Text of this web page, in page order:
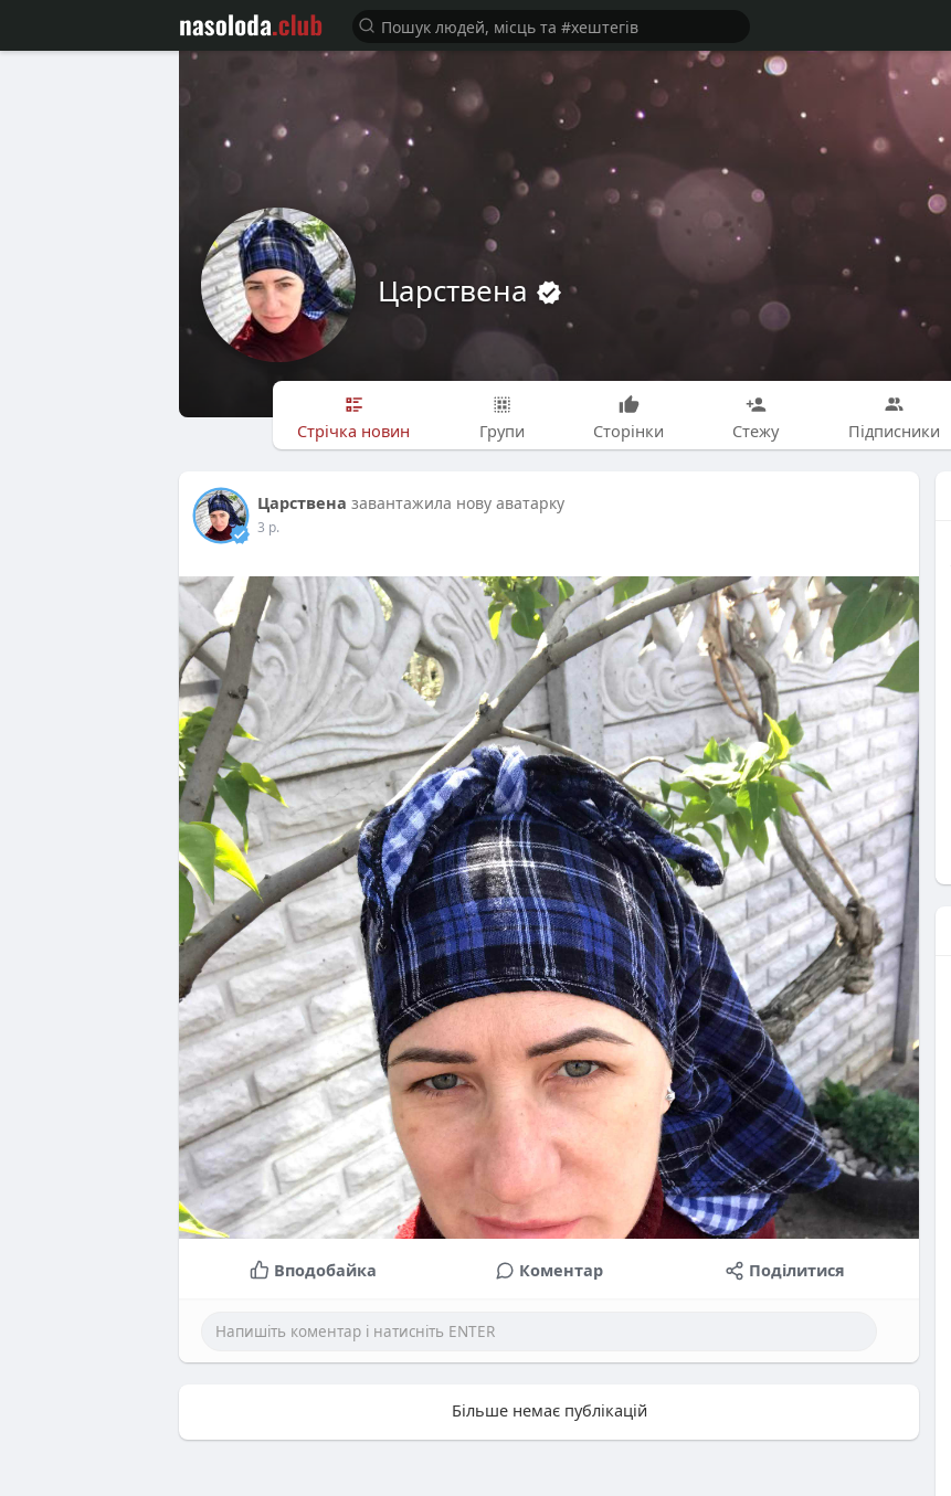
Царствена
Стрічка новин Групи Сторінки Стежу Підписники
Царствена завантажила нову аватарку
3 р.
Вподобайка Коментар Поділитися
Більше немає публікацій